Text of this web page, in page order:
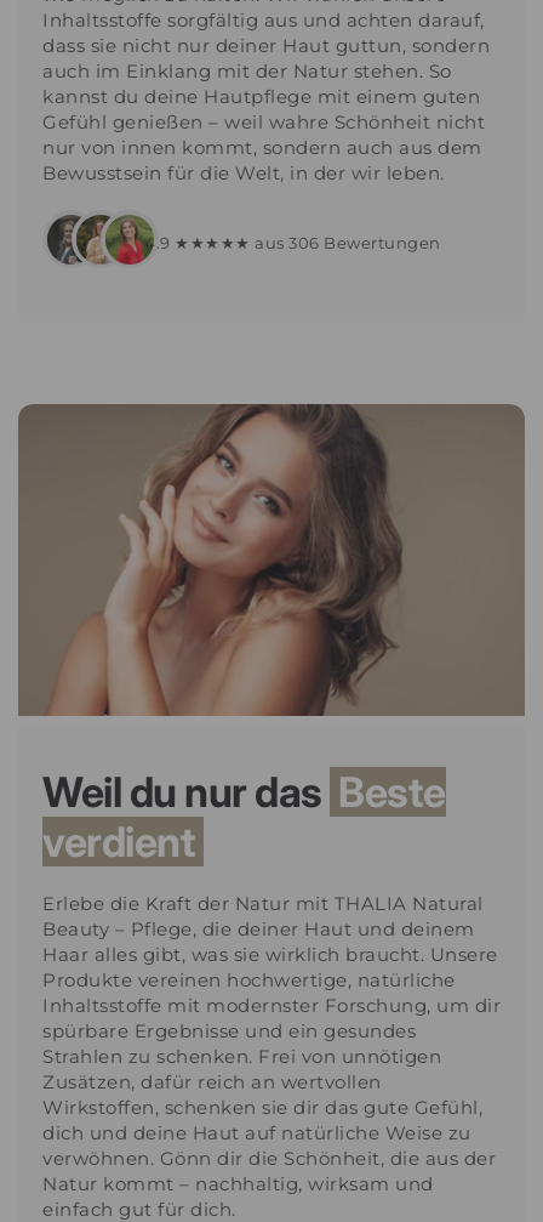
Inhaltsstoffe sorgfältig aus und achten darauf,
dass sie nicht nur deiner Haut guttun, sondern
auch im Einklang mit der Natur stehen. So
kannst du deine Hautpflege mit einem guten
Gefühl genießen – weil wahre Schönheit nicht
nur von innen kommt, sondern auch aus dem
Bewusstsein für die Welt, in der wir leben.
4.9 ★★★★★ aus 306 Bewertungen
Weil du nur das Beste
verdient
Erlebe die Kraft der Natur mit THALIA Natural
Beauty – Pflege, die deiner Haut und deinem
Haar alles gibt, was sie wirklich braucht. Unsere
Produkte vereinen hochwertige, natürliche
Inhaltsstoffe mit modernster Forschung, um dir
spürbare Ergebnisse und ein gesundes
Strahlen zu schenken. Frei von unnötigen
Zusätzen, dafür reich an wertvollen
Wirkstoffen, schenken sie dir das gute Gefühl,
dich und deine Haut auf natürliche Weise zu
verwöhnen. Gönn dir die Schönheit, die aus der
Natur kommt – nachhaltig, wirksam und
einfach gut für dich.